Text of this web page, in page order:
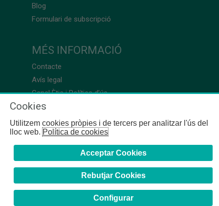
Blog
Formulari de subscripció
MÉS INFORMACIÓ
Contacte
Avís legal
Canal Ètic i Política d’ús
Cookies
Utilitzem cookies pròpies i de tercers per analitzar l'ús del
lloc web.Política de cookies
Acceptar Cookies
Rebutjar Cookies
Configurar